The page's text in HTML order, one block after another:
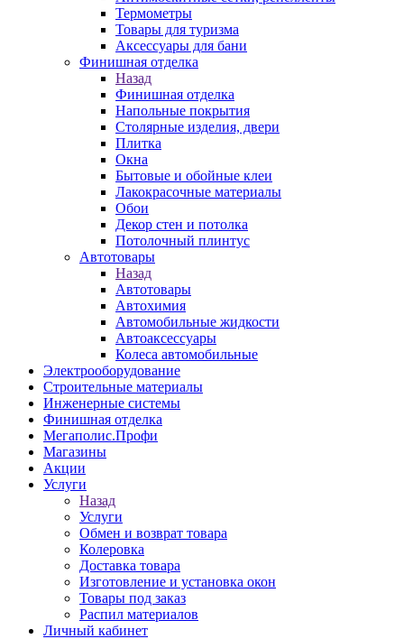
Термометры
Товары для туризма
Аксессуары для бани
Финишная отделка
Назад
Финишная отделка
Напольные покрытия
Столярные изделия, двери
Плитка
Окна
Бытовые и обойные клеи
Лакокрасочные материалы
Обои
Декор стен и потолка
Потолочный плинтус
Автотовары
Назад
Автотовары
Автохимия
Автомобильные жидкости
Автоаксессуары
Колеса автомобильные
Электрооборудование
Строительные материалы
Инженерные системы
Финишная отделка
Мегаполис.Профи
Магазины
Акции
Услуги
Назад
Услуги
Обмен и возврат товара
Колеровка
Доставка товара
Изготовление и установка окон
Товары под заказ
Распил материалов
Личный кабинет